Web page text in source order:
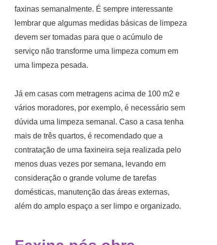
faxinas semanalmente. É sempre interessante
lembrar que algumas medidas básicas de limpeza
devem ser tomadas para que o acúmulo de
serviço não transforme uma limpeza comum em
uma limpeza pesada.
Já em casas com metragens acima de 100 m2 e
vários moradores, por exemplo, é necessário sem
dúvida uma limpeza semanal. Caso a casa tenha
mais de três quartos, é recomendado que a
contratação de uma faxineira seja realizada pelo
menos duas vezes por semana, levando em
consideração o grande volume de tarefas
domésticas, manutenção das áreas externas,
além do amplo espaço a ser limpo e organizado.